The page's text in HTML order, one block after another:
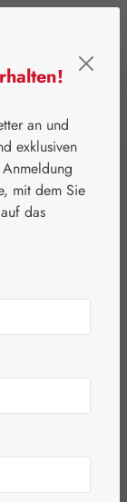
an und
exklusiven
mit dem Sie
das